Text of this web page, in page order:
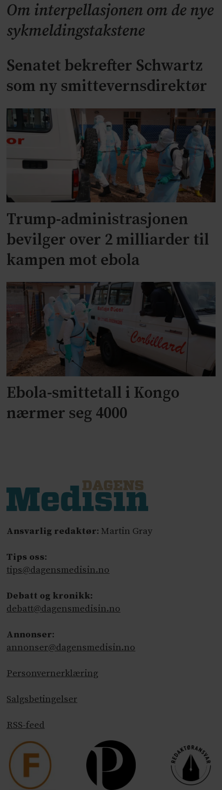
Om interpellasjonen om de nye
sykmeldingstakstene
Senatet bekrefter Schwartz
som ny smittevernsdirektør
Trump-administrasjonen
bevilger over 2 milliarder til
kampen mot ebola
Ebola-smittetall i Kongo
nærmer seg 4000
Ansvarlig redaktør: Martin Gray
Tips oss:
tips@dagensmedisin.no
Debatt og kronikk:
debatt@dagensmedisin.no
Annonser:
annonser@dagensmedisin.no
Personvernerklæring
Salgsbetingelser
RSS-feed